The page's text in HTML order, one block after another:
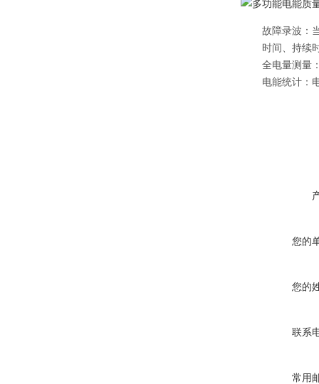
故障录波 ：
时间、持续
全电量测量
电能统计：
您的
您的
联系
常用